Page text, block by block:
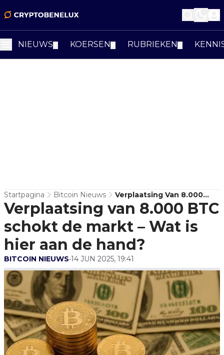
NIEUWS KOERSEN RUBRIEKEN
Startpagina Bitcoin Nieuws
Verplaatsing Van 8.000
BTC Schokt De Markt –
Wat Is Hier Aan De Hand?
Verplaatsing van 8.000 BTC
schokt de markt – Wat is
hier aan de hand?
BITCOIN NIEUWS•14 JUN 2025, 19:41